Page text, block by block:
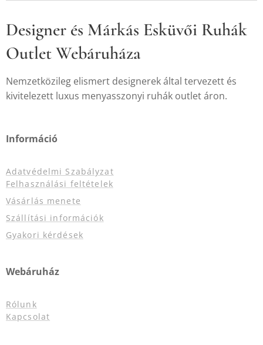
Designer és Márkás Esküvői Ruhák
Outlet Webáruháza
Nemzetközileg elismert designerek által tervezett és
kivitelezett luxus menyasszonyi ruhák outlet áron.
Információ
Adatvédelmi Szabályzat
Felhasználási feltételek
Vásárlás menete
Szállítási információk
Gyakori kérdések
Webáruház
Rólunk
Kapcsolat